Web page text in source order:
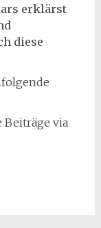
erklärst
diese
via